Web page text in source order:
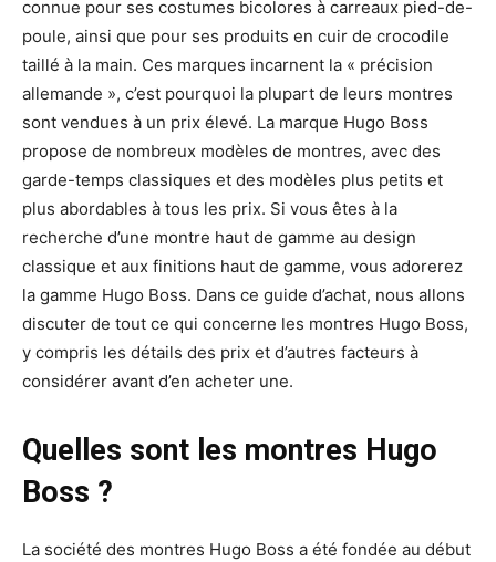
connue pour ses costumes bicolores à carreaux pied-de-
poule, ainsi que pour ses produits en cuir de crocodile
taillé à la main. Ces marques incarnent la « précision
allemande », c’est pourquoi la plupart de leurs montres
sont vendues à un prix élevé. La marque Hugo Boss
propose de nombreux modèles de montres, avec des
garde-temps classiques et des modèles plus petits et
plus abordables à tous les prix. Si vous êtes à la
recherche d’une montre haut de gamme au design
classique et aux finitions haut de gamme, vous adorerez
la gamme Hugo Boss. Dans ce guide d’achat, nous allons
discuter de tout ce qui concerne les montres Hugo Boss,
y compris les détails des prix et d’autres facteurs à
considérer avant d’en acheter une.
Quelles sont les montres Hugo
Boss ?
La société des montres Hugo Boss a été fondée au début